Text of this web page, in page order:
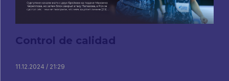
Control de calidad
11.12.2024 / 21:29